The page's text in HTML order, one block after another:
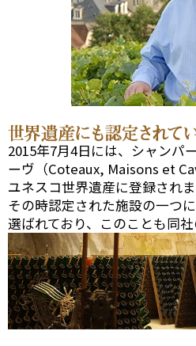
2015年7月4日には、シャンパ
ーヴ（Coteaux, Maisons et
ユネスコ世界遺産に登録されま
その時認定された施設の一つ
選ばれており、このことも同社